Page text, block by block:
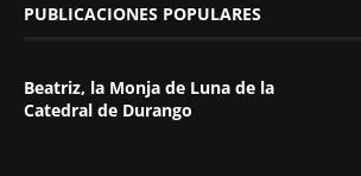
PUBLICACIONES POPULARES
Beatriz, la Monja de Luna de la
Catedral de Durango